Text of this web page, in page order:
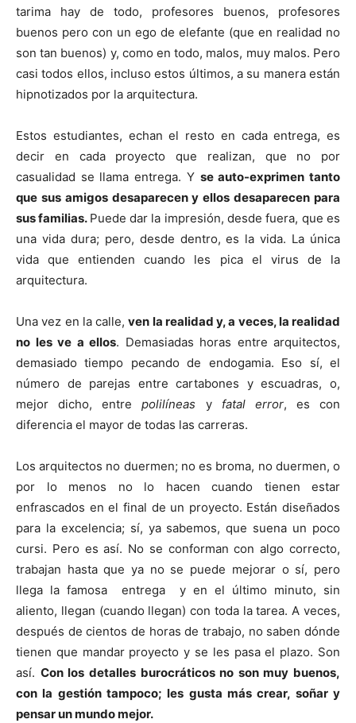
tarima hay de todo, profesores buenos, profesores
buenos pero con un ego de elefante (que en realidad no
son tan buenos) y, como en todo, malos, muy malos. Pero
casi todos ellos, incluso estos últimos, a su manera están
hipnotizados por la arquitectura.
Estos estudiantes, echan el resto en cada entrega, es
decir en cada proyecto que realizan, que no por
casualidad se llama entrega. Y se auto-exprimen tanto
que sus amigos desaparecen y ellos desaparecen para
sus familias. Puede dar la impresión, desde fuera, que es
una vida dura; pero, desde dentro, es la vida. La única
vida que entienden cuando les pica el virus de la
arquitectura.
Una vez en la calle,ven la realidad y, a veces, la realidad
no les ve a ellos. Demasiadas horas entre arquitectos,
demasiado tiempo pecando de endogamia. Eso sí, el
número de parejas entre cartabones y escuadras, o,
mejor dicho, entrepolilíneas y fatal error, es con
diferencia el mayor de todas las carreras.
Los arquitectos no duermen; no es broma, no duermen, o
por lo menos no lo hacen cuando tienen estar
enfrascados en el final de un proyecto. Están diseñados
para la excelencia; sí, ya sabemos, que suena un poco
cursi. Pero es así. No se conforman con algo correcto,
trabajan hasta que ya no se puede mejorar o sí, pero
llega la famosa entrega y en el último minuto, sin
aliento, llegan (cuando llegan) con toda la tarea. A veces,
después de cientos de horas de trabajo, no saben dónde
tienen que mandar proyecto y se les pasa el plazo. Son
así. Con los detalles burocráticos no son muy buenos,
con la gestión tampoco; les gusta más crear, soñar y
pensar un mundo mejor.